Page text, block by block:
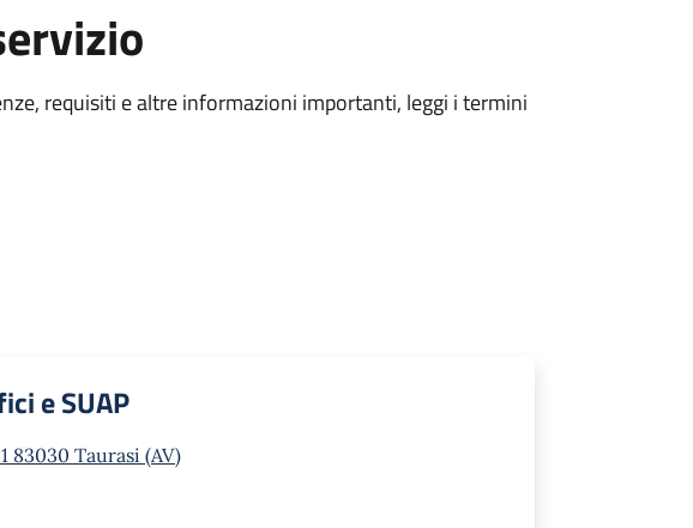
requisiti e altre informazioni importanti, leggi i termini
e SUAP
83030 Taurasi (AV)